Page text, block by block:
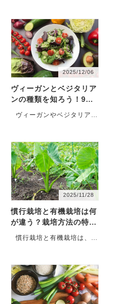
く時間が過ぎてしまい、い
つの間にか1日が終わってし
まう方もいるのではないで
しょう…
2025/12/06
ヴィーガンとベジタリア
ンの種類を知ろう！9タ
イプの食生活を紹介
ヴィーガンやベジタリアン
が、実際には多くの種類が
あり、各タイプの食生活は
異なります。健康志向や動
物愛護、…
2025/11/28
慣行栽培と有機栽培は何
が違う？栽培方法の特徴
や選ぶポイントを解説
慣行栽培と有機栽培は、農
る特徴や基準があります。
目的や考え方に応じて最適
な方法を選ぶためにも、違
いを正し…